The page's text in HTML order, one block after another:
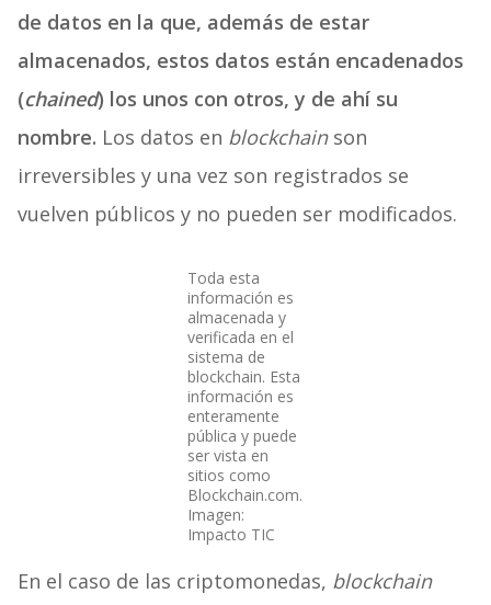
de datos en la que, además de estar
almacenados, estos datos están encadenados
(chained) los unos con otros, y de ahí su
nombre. Los datos en blockchainson
irreversibles y una vez son registrados se
vuelven públicos y no pueden ser modificados.
Toda esta
información es
almacenada y
verificada en el
sistema de
blockchain. Esta
información es
enteramente
pública y puede
ser vista en
sitios como
Blockchain.com.
Imagen:
Impacto TIC
En el caso de las criptomonedas, blockchain